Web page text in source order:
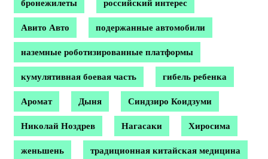
бронежилеты российский интерес
Авито Авто подержанные автомобили
наземные роботизированные платформы
кумулятивная боевая часть гибель ребенка
Аромат Дыня Синдзиро Коидзуми
Николай Ноздрев Нагасаки Хиросима
женьшень традиционная китайская медицина